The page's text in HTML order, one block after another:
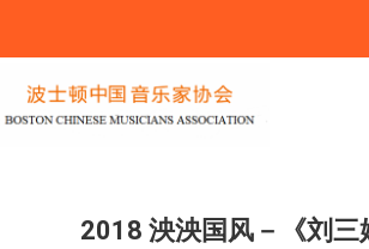
Here2018 泱泱国风－《刘三